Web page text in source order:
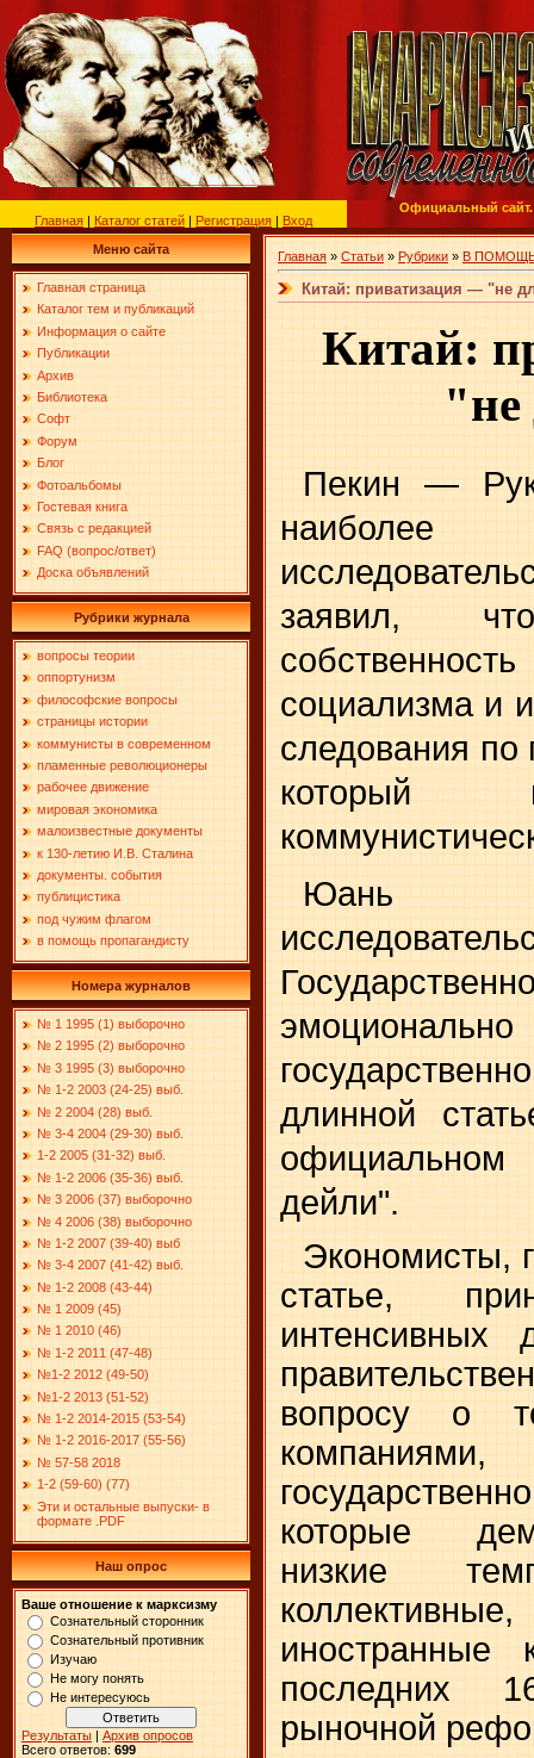
Главная | Каталог статей | Регистрация | Вход
Официальный сайт.
Меню сайта
Главная страница
Каталог тем и публикаций
Информация о сайте
Публикации
Архив
Библиотека
Софт
Форум
Блог
Фотоальбомы
Гостевая книга
Связь с редакцией
FAQ (вопрос/ответ)
Доска объявлений
Рубрики журнала
вопросы теории
оппортунизм
философские вопросы
страницы истории
коммунисты в современном
пламенные революционеры
рабочее движение
мировая экономика
малоизвестные документы
к 130-летию И.В. Сталина
документы. события
публицистика
под чужим флагом
в помощь пропагандисту
Номера журналов
№ 1 1995 (1) выборочно
№ 2 1995 (2) выборочно
№ 3 1995 (3) выборочно
№ 1-2 2003 (24-25) выб.
№ 2 2004 (28) выб.
№ 3-4 2004 (29-30) выб.
1-2 2005 (31-32) выб.
№ 1-2 2006 (35-36) выб.
№ 3 2006 (37) выборочно
№ 4 2006 (38) выборочно
№ 1-2 2007 (39-40) выб
№ 3-4 2007 (41-42) выб.
№ 1-2 2008 (43-44)
№ 1 2009 (45)
№ 1 2010 (46)
№ 1-2 2011 (47-48)
№1-2 2012 (49-50)
№1-2 2013 (51-52)
№ 1-2 2014-2015 (53-54)
№ 1-2 2016-2017 (55-56)
№ 57-58 2018
1-2 (59-60) (77)
Эти и остальные выпуски- в
формате .PDF
Наш опрос
Ваше отношение к марксизму
Сознательный сторонник
Сознательный противник
Изучаю
Не могу понять
Не интересуюсь
Результаты | Архив опросов
Всего ответов: 699
Главная » Статьи » Рубрики » В
Китай: приватизация — "не
Китай:
"не
Пекин —
заявил, что
социализма и
следования по
который
длинной
дейли".
Экономисты,
статье,
интенсивных
вопросу о
которые
низкие
иностранные
последних
рыночной